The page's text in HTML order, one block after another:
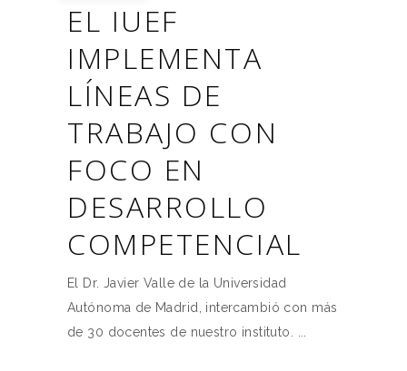
EL IUEF
IMPLEMENTA
LÍNEAS DE
TRABAJO CON
FOCO EN
DESARROLLO
COMPETENCIAL
El Dr. Javier Valle de la Universidad
Autónoma de Madrid, intercambió con más
de 30 docentes de nuestro instituto.